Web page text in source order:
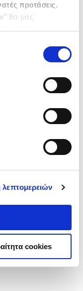
προτάσεις.
’’ θα μας
παρακάτω με την
σχετικά με
cookies